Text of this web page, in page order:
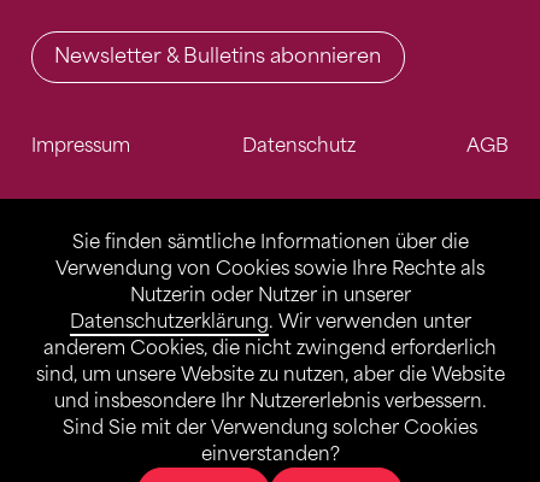
Sie finden sämtliche Informationen über die
Verwendung von Cookies sowie Ihre Rechte als
Nutzerin oder Nutzer in unserer
Datenschutzerklärung. Wir verwenden unter
anderem Cookies, die nicht zwingend erforderlich
sind, um unsere Website zu nutzen, aber die Website
und insbesondere Ihr Nutzererlebnis verbessern.
Sind Sie mit der Verwendung solcher Cookies
einverstanden?
Newsletter & Bulletins abonnieren
Impressum Datenschutz AGB